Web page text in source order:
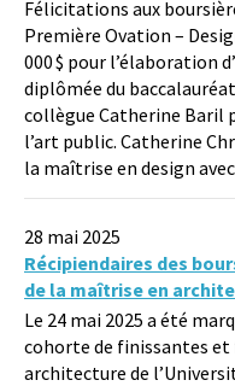
Félicitations aux
Première Ovation –
000 $ pour l’élaboration
diplômée du
collègue Catherine Baril
l’art public. Catherine
la maîtrise en design
28 mai 2025
Récipiendaires des
de la maîtrise en
Le 24 mai 2025 a été
cohorte de finissantes
architecture de